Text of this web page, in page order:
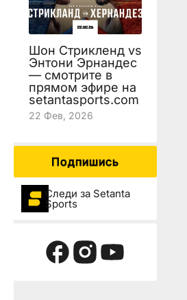
Шон Стрикленд vs
Энтони Эрнандес
— смотрите в
прямом эфире на
setantasports.com
22 Фев, 2026
Подпишись
Следи за Setanta
Sports